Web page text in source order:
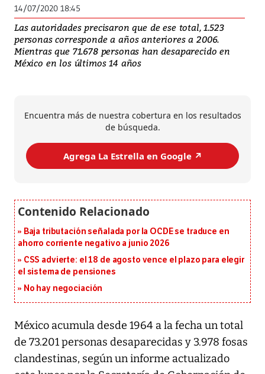
14/07/2020 18:45
Las autoridades precisaron que de ese total, 1.523
personas corresponde a años anteriores a 2006.
Mientras que 71.678 personas han desaparecido en
México en los últimos 14 años
Encuentra más de nuestra cobertura en los resultados
de búsqueda.
Agrega La Estrella en Google ↗️
Baja tributación señalada por la OCDE se traduce en
ahorro corriente negativo a junio 2026
CSS advierte: el 18 de agosto vence el plazo para elegir
el sistema de pensiones
No hay negociación
México acumula desde 1964 a la fecha un total
de 73.201 personas desaparecidas y 3.978 fosas
clandestinas, según un informe actualizado